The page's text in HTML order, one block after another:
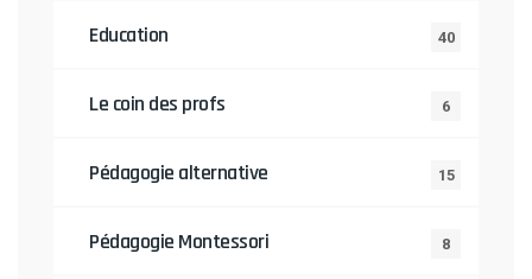
Education 40
Le coin des profs 6
Pédagogie alternative 15
Pédagogie Montessori 8